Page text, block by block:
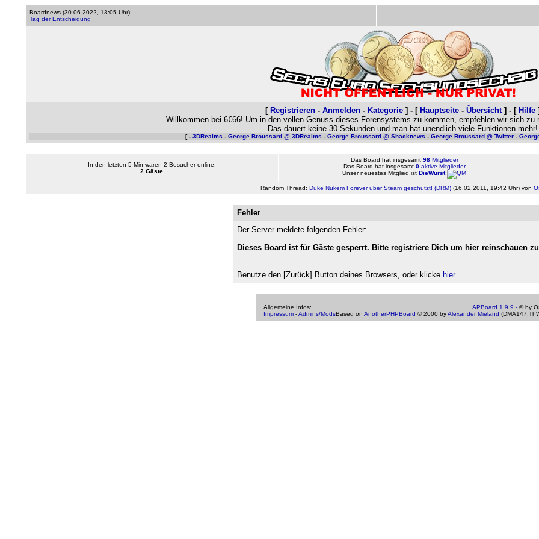
Boardnews (30.06.2022, 13:05 Uhr):
Tag der Entscheidung
[ Registrieren - Anmelden - Kategorie ] - [ Hauptseite - Übersicht ] - [ Hilfe ]
Willkommen bei 6€66! Um in den vollen Genuss dieses Forensystems zu kommen, empfehlen wir sich zu
Das dauert keine 30 Sekunden und man hat unendlich viele Funktionen mehr!
[ - 3DRealms - George Broussard @ 3DRealms - George Broussard @ Shacknews - George Broussard @ Twitter-
In den letzten 5 Min waren 2 Besucher online:
2 Gäste
Das Board hat insgesamt 98Mitglieder
Das Board hat insgesamt 0aktive Mitglieder
Unser neuestes Mitglied ist DieWurst
Random Thread: Duke Nukem Forever über Steam geschützt! (DRM)(16.02.2011, 19:42 Uhr) von
Fehler
Der Server meldete folgenden Fehler:
Dieses Board ist für Gäste gesperrt. Bitte registriere Dich um hier reinschauen
Benutze den [Zurück] Button deines Browsers, oder klicke hier.
Allgemeine Infos:
Impressum -Admins/Mods
APBoard 1.9.9 - © by
Based on AnotherPHPBoard © 2000 byAlexander Mieland